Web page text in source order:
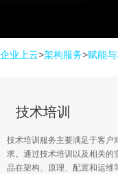
企业上云>架构服务>赋能与
技术培训
技术培训服务主要满足于客
求。通过技术培训以及相关
品在架构、原理、配置和运维